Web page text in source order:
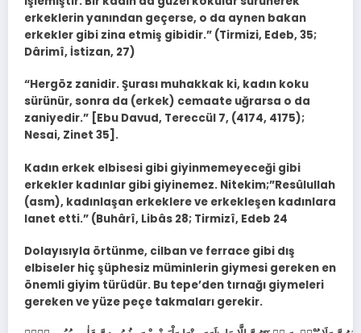
erkeklerin yanından geçerse, o da aynen bakan
erkekler gibi zina etmiş gibidir.” (Tirmizi, Edeb, 35;
Dârimî, İstizan, 27)
“Hergöz zanidir. Şurası muhakkak ki, kadın koku
sürünür, sonra da (erkek) cemaate uğrarsa o da
zaniyedir.” [Ebu Davud, Tereccül 7, (4174, 4175);
Nesai, Zinet 35].
Kadın erkek elbisesi gibi giyinmemeyeceği gibi
erkekler kadınlar gibi giyinemez. Nitekim;”Resûlullah
(asm), kadınlaşan erkeklere ve erkekleşen kadınlara
lanet etti.” (Buhârî, Libâs 28; Tirmizî, Edeb 24
Dolayısıyla örtünme, cilban ve ferrace gibi dış
elbiseler hiç şüphesiz müminlerin giymesi gereken en
önemli giyim türüdür. Bu tepe’den tırnağı giymeleri
gereken ve yüze peçe takmaları gerekir.